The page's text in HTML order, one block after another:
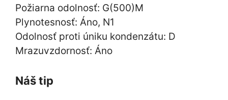
Požiarna odolnosť: G(500)M
Plynotesnosť: Áno, N1
Odolnosť proti úniku kondenzátu: D
Mrazuvzdornosť: Áno
Náš tip